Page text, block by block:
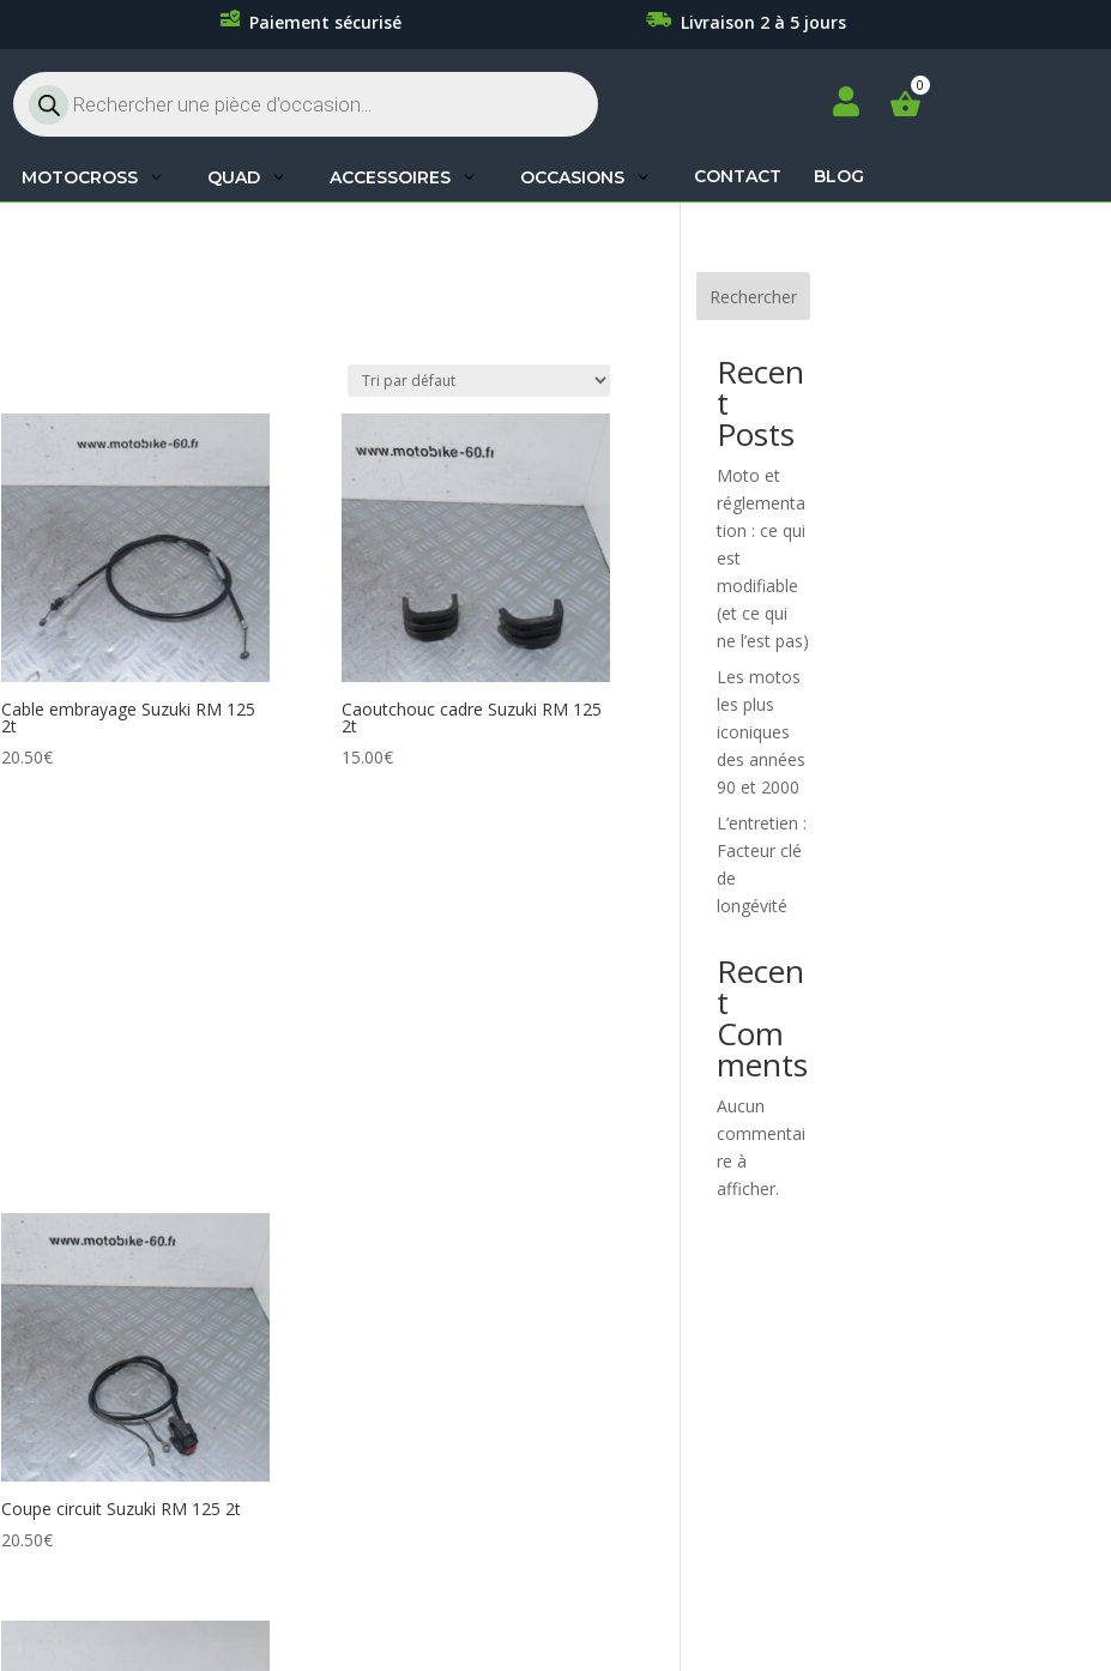
Paiement sécurisé Livraison 2 à 5 jours
Recherche
de
produits

MOTOCROSS QUAD ACCESSOIRES OCCASIONS CONTACT BLOG
produits
Cable embrayage Suzuki RM 125
2t
20.50€
Caoutchouc cadre Suzuki RM 125
2t
15.00€
Coupe circuit Suzuki RM 125 2t
20.50€
Rechercher
Recen
t
Posts
Moto et
réglementa
tion : ce qui
est
modifiable
(et ce qui
ne l’est pas)
Les motos
les plus
iconiques
des années
90 et 2000
L’entretien :
Facteur clé
de
longévité
Recen
t
Com
ments
Aucun
commentai
re à
afficher.